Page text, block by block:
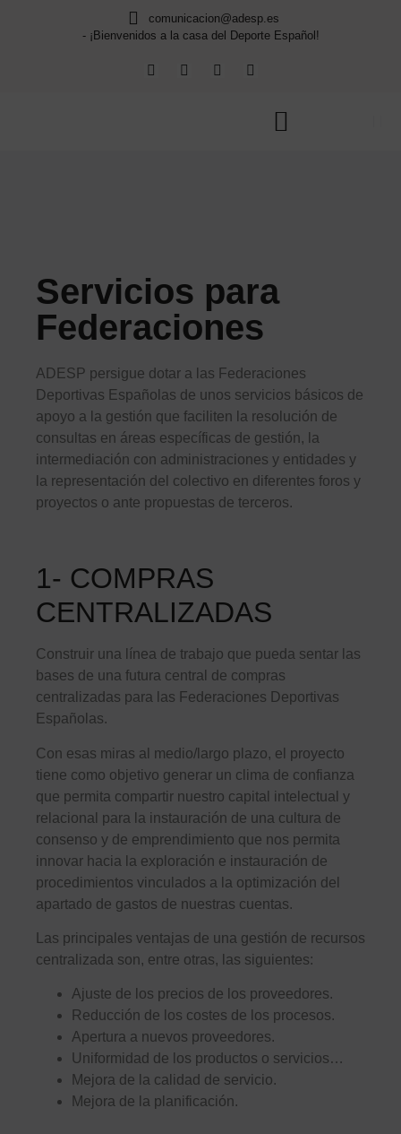
comunicacion@adesp.es
- ¡Bienvenidos a la casa del Deporte Español!
Servicios para
Federaciones
ADESP persigue dotar a las Federaciones
Deportivas Españolas de unos servicios básicos de
apoyo a la gestión que faciliten la resolución de
consultas en áreas específicas de gestión, la
intermediación con administraciones y entidades y
la representación del colectivo en diferentes foros y
proyectos o ante propuestas de terceros.
1- COMPRAS
CENTRALIZADAS
Construir una línea de trabajo que pueda sentar las
bases de una futura central de compras
centralizadas para las Federaciones Deportivas
Españolas.
Con esas miras al medio/largo plazo, el proyecto
tiene como objetivo generar un clima de confianza
que permita compartir nuestro capital intelectual y
relacional para la instauración de una cultura de
consenso y de emprendimiento que nos permita
innovar hacia la exploración e instauración de
procedimientos vinculados a la optimización del
apartado de gastos de nuestras cuentas.
Las principales ventajas de una gestión de recursos
centralizada son, entre otras, las siguientes:
Ajuste de los precios de los proveedores.
Reducción de los costes de los procesos.
Apertura a nuevos proveedores.
Uniformidad de los productos o servicios…
Mejora de la calidad de servicio.
Mejora de la planificación.